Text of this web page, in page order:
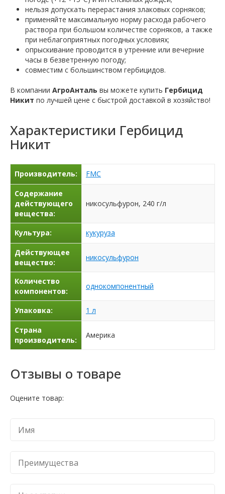
нельзя допускать перерастания злаковых сорняков;
применяйте максимальную норму расхода рабочего
раствора при большом количестве сорняков, а также
при неблагоприятных погодных условиях;
опрыскивание проводится в утренние или вечерние
часы в безветренную погоду;
совместим с большинством гербицидов.
В компании АгроАнталь вы можете купить Гербицид
Никит по лучшей цене с быстрой доставкой в хозяйство!
Характеристики Гербицид
Никит
Производитель: FMC
Содержание
действующего
вещества:
никосульфурон, 240 г/л
Культура: кукуруза
Действующее
вещество:
никосульфурон
Количество
компонентов:
однокомпонентный
Упаковка: 1 л
Страна
производитель:
Америка
Отзывы о товаре
Оцените товар: